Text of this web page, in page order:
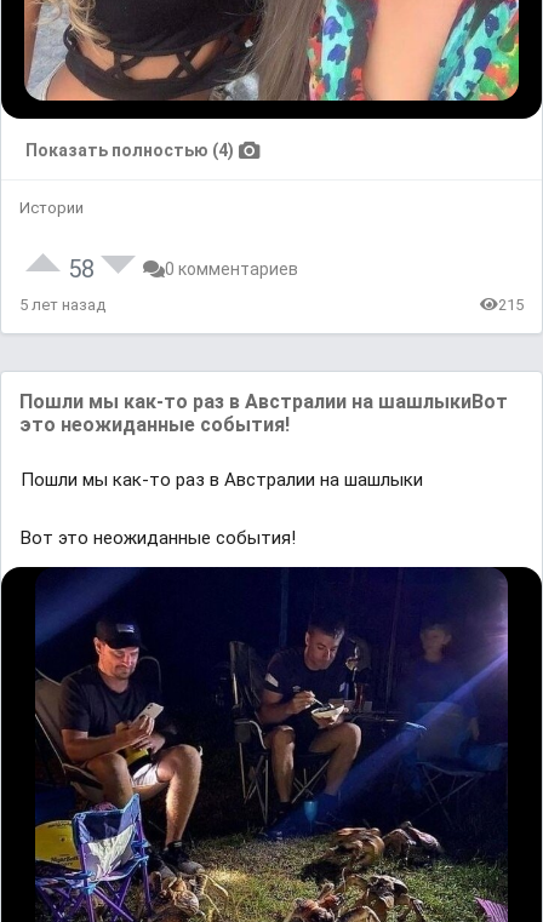
Показать полностью (4)
Истории
58 0 комментариев
5 лет назад 215
Пошли мы как-то раз в Австралии на шашлыкиВот
это неожиданные события!
Пошли мы как-то раз в Австралии на шашлыки
Вот это неожиданные события!